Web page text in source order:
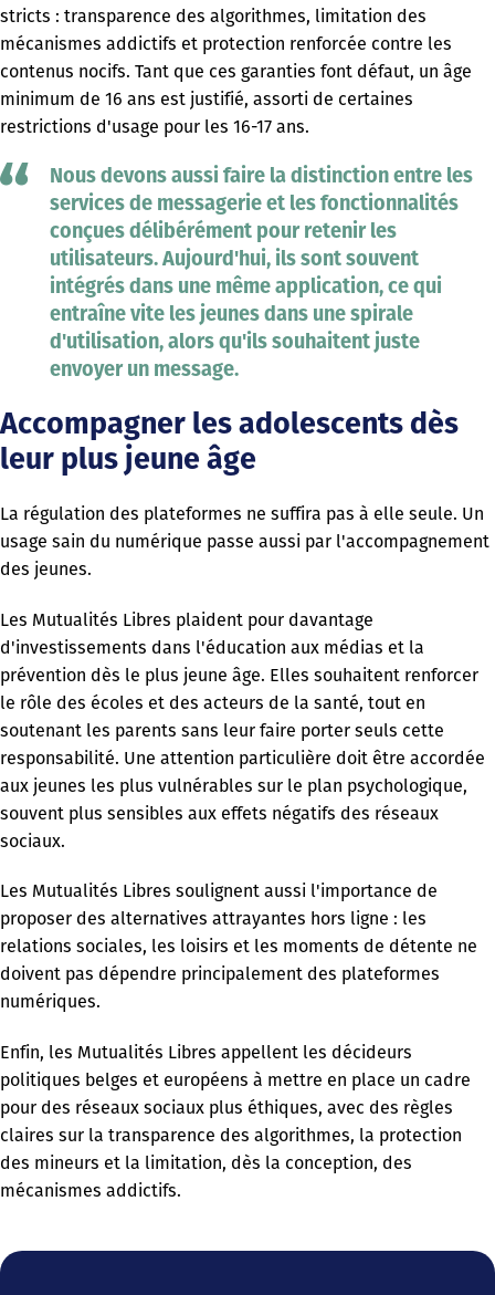
stricts : transparence des algorithmes, limitation des
mécanismes addictifs et protection renforcée contre les
contenus nocifs. Tant que ces garanties font défaut, un âge
minimum de 16 ans est justifié, assorti de certaines
restrictions d'usage pour les 16-17 ans.
Nous devons aussi faire la distinction entre les
services de messagerie et les fonctionnalités
conçues délibérément pour retenir les
utilisateurs. Aujourd'hui, ils sont souvent
intégrés dans une même application, ce qui
entraîne vite les jeunes dans une spirale
d'utilisation, alors qu'ils souhaitent juste
envoyer un message.
Accompagner les adolescents dès
leur plus jeune âge
La régulation des plateformes ne suffira pas à elle seule. Un
usage sain du numérique passe aussi par l'accompagnement
des jeunes.
Les Mutualités Libres plaident pour davantage
d'investissements dans l'éducation aux médias et la
prévention dès le plus jeune âge. Elles souhaitent renforcer
le rôle des écoles et des acteurs de la santé, tout en
soutenant les parents sans leur faire porter seuls cette
responsabilité. Une attention particulière doit être accordée
aux jeunes les plus vulnérables sur le plan psychologique,
souvent plus sensibles aux effets négatifs des réseaux
sociaux.
Les Mutualités Libres soulignent aussi l'importance de
proposer des alternatives attrayantes hors ligne : les
relations sociales, les loisirs et les moments de détente ne
doivent pas dépendre principalement des plateformes
numériques.
Enfin, les Mutualités Libres appellent les décideurs
politiques belges et européens à mettre en place un cadre
pour des réseaux sociaux plus éthiques, avec des règles
claires sur la transparence des algorithmes, la protection
des mineurs et la limitation, dès la conception, des
mécanismes addictifs.